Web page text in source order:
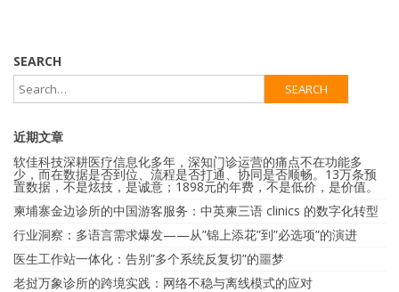
SEARCH
近期文章
软佳科技深耕医疗信息化多年，深知门诊运营的痛点不在功能多
少，而在数据是否到位、流程是否打通、协同是否顺畅。13万条预
置数据，不是炫技，是诚意；1898元的年费，不是低价，是价值。
柬埔寨金边诊所的中国游客服务：中英柬三语 clinics 的数字化转型
行业洞察：多语言需求爆发——从”锦上添花”到”必选项”的演进
医生工作站一体化：告别”多个系统反复切”的噩梦
老挝万象诊所的跨境实践：网络不稳与离线模式的应对